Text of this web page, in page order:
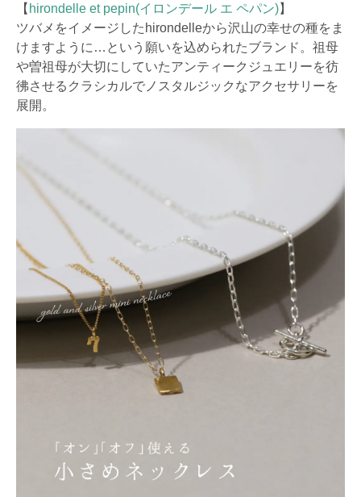
【 hirondelle et pepin(イロンデール エ ペパン)】
ツバメをイメージしたhirondelleから沢山の幸せの種をま
けますように…という願いを込められたブランド。祖母
や曽祖母が大切にしていたアンティークジュエリーを彷
彿させるクラシカルでノスタルジックなアクセサリーを
展開。